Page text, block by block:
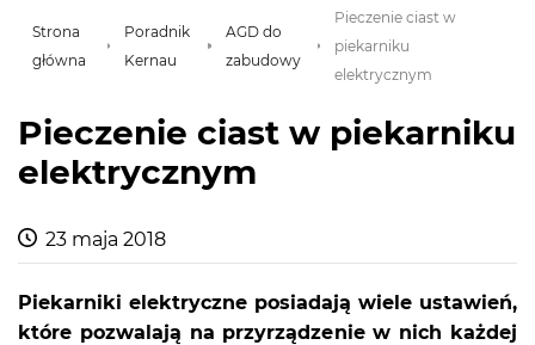
Strona
główna
Poradnik
Kernau
AGD do
zabudowy
Pieczenie ciast w
piekarniku
elektrycznym
Pieczenie ciast w piekarniku
elektrycznym
23 maja 2018
Piekarniki elektryczne posiadają wiele ustawień,
które pozwalają na przyrządzenie w nich każdej